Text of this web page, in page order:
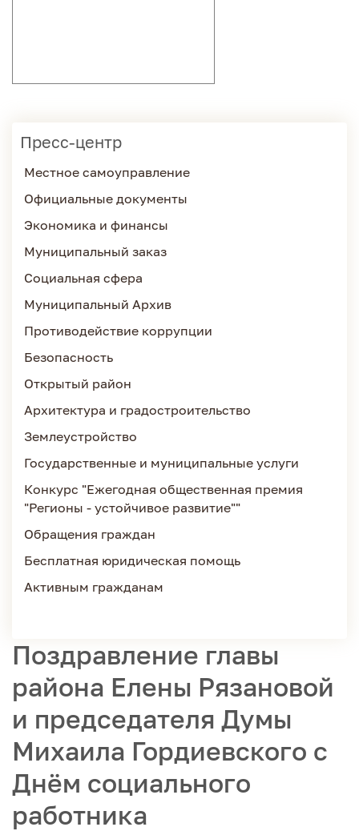
Пресс-центр
Местное самоуправление
Официальные документы
Экономика и финансы
Муниципальный заказ
Социальная сфера
Муниципальный Архив
Противодействие коррупции
Безопасность
Открытый район
Архитектура и градостроительство
Землеустройство
Государственные и муниципальные услуги
Конкурс "Ежегодная общественная премия
"Регионы - устойчивое развитие""
Обращения граждан
Бесплатная юридическая помощь
Активным гражданам
Поздравление главы
района Елены Рязановой
и председателя Думы
Михаила Гордиевского с
Днём социального
работника